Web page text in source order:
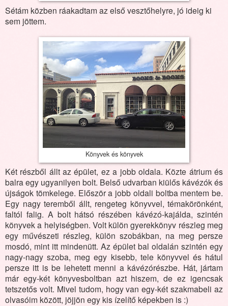
Sétám közben ráakadtam az első vesztőhelyre, jó ideig ki
sem jöttem.
Könyvek és könyvek
Két részből állt az épület, ez a jobb oldala. Közte átrium és
balra egy ugyanilyen bolt. Belső udvarban kiülős kávézók és
újságok tömkelege. Először a jobb oldali boltba mentem be.
Egy nagy teremből állt, rengeteg könyvvel, témakörönként,
faltól falig. A bolt hátsó részében kávézó-kajálda, szintén
könyvek a helyiségben. Volt külön gyerekkönyv részleg meg
egy művészeti részleg, külön szobákban, na meg persze
mosdó, mint itt mindenütt. Az épület bal oldalán szintén egy
nagy-nagy szoba, meg egy kisebb, tele könyvvel és hátul
persze itt is be lehetett menni a kávézórészbe. Hát, jártam
már egy-két könyvesboltban azt hiszem, de ez igencsak
tetszetős volt. Mivel tudom, hogy van egy-két szakmabeli az
olvasóim között, jöjjön egy kis ízelítő képekben is :)